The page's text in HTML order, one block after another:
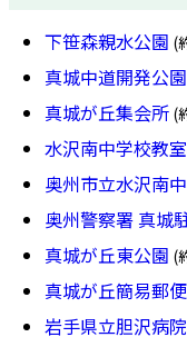
下笹森親水公園 (
真城中道開発公園
真城が丘集会所 (
水沢南中学校教
奥州市立水沢南
奥州警察署 真城
真城が丘東公園 (
真城が丘簡易郵
岩手県立胆沢病院